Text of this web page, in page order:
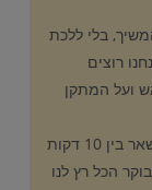
בלי ללכת
רוצים
ועל המתקן
הכי הרבה שחיכינו היה פעמיים 30 דקות. כל השאר בין 10 דקות
של הבוקר הכל רץ לנו